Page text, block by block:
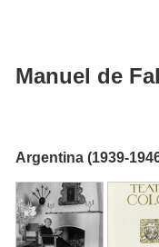
Manuel de
Argentina (1939-